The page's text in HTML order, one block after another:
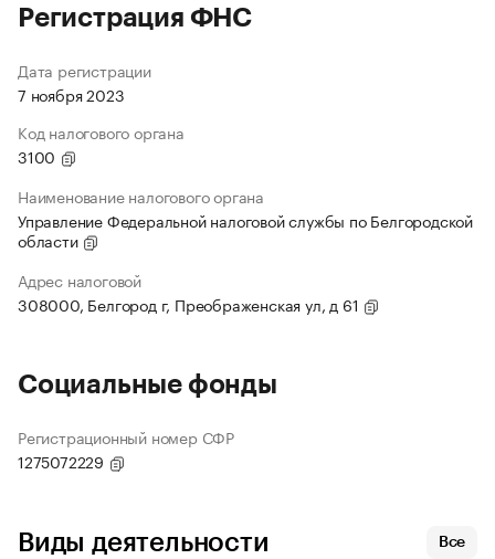
Регистрация ФНС
Дата регистрации
7 ноября 2023
Код налогового органа
3100
Наименование налогового органа
Управление Федеральной налоговой службы по Белгородской
области
Адрес налоговой
308000, Белгород г, Преображенская ул, д 61
Социальные фонды
Регистрационный номер СФР
1275072229
Виды деятельности Все